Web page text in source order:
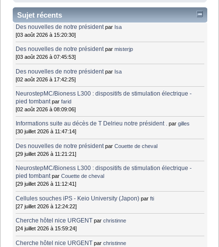
Sujet récents
Des nouvelles de notre président par Isa
[03 août 2026 à 15:20:30]
Des nouvelles de notre président parmisterjp
[03 août 2026 à 07:45:53]
Des nouvelles de notre président par Isa
[02 août 2026 à 17:42:25]
NeurostepMC/Bioness L300 : dispositifs de stimulation électrique -
pied tombant parfarid
[02 août 2026 à 08:09:06]
Informations suite au décès de T Delrieu notre président . pargilles
[30 juillet 2026 à 11:47:14]
Des nouvelles de notre président parCouette de cheval
[29 juillet 2026 à 11:21:21]
NeurostepMC/Bioness L300 : dispositifs de stimulation électrique -
pied tombant parCouette de cheval
[29 juillet 2026 à 11:12:41]
Cellules souches iPS - Keio University (Japon) parfti
[27 juillet 2026 à 12:24:22]
Cherche hôtel nice URGENT parchristinne
[24 juillet 2026 à 15:59:24]
Cherche hôtel nice URGENT parchristinne